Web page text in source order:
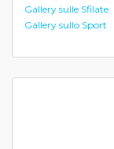
Gallery sulle Sfilate
Gallery sullo Sport